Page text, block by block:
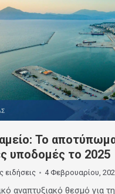
Το
υποδομές το 2025
ειδήσεις 4 Φεβρουαρίου,
αναπτυξιακό θεσμό για